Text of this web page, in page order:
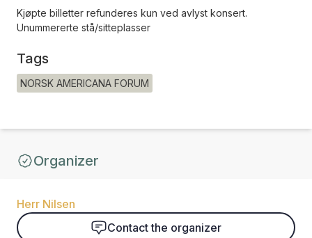
Kjøpte billetter refunderes kun ved avlyst konsert.
Unummererte stå/sitteplasser
Tags
NORSK AMERICANA FORUM
Organizer
Herr Nilsen
Contact the organizer